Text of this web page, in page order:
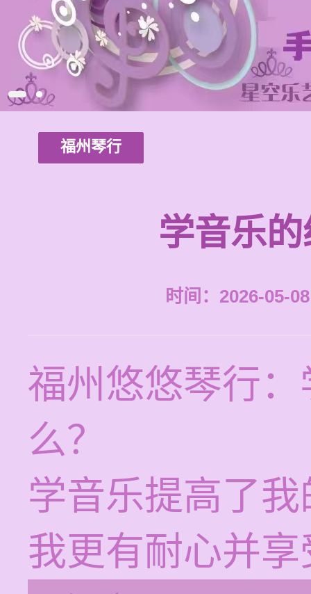
福州琴行
学音乐
时间：2026-05-
福州悠悠琴行
么？
学音乐提高了
我更有耐心并